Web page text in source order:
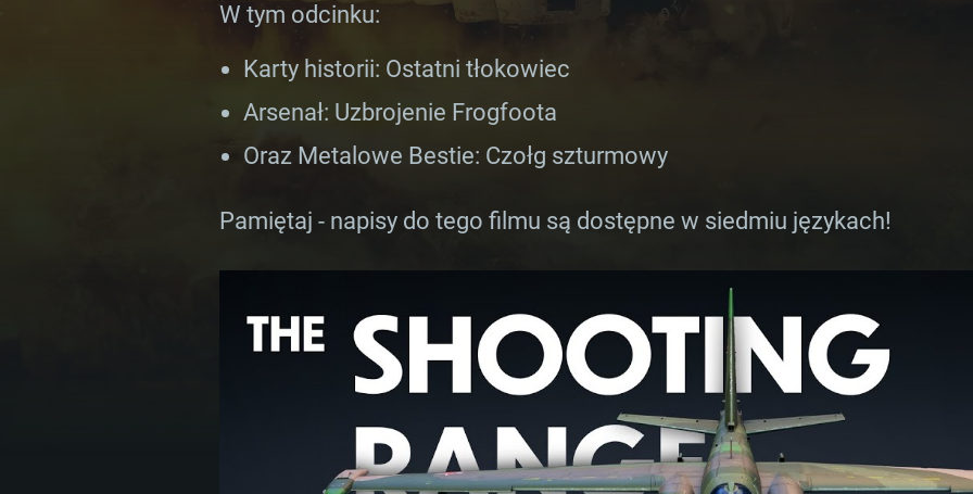
WYMAGANIA
W tym odcinku:
Karty historii: Ostatni tłokowiec
Arsenał: Uzbrojenie Frogfoota
Oraz Metalowe Bestie: Czołg szturmowy
Pamiętaj - napisy do tego filmu są dostępne w siedmiu językach!